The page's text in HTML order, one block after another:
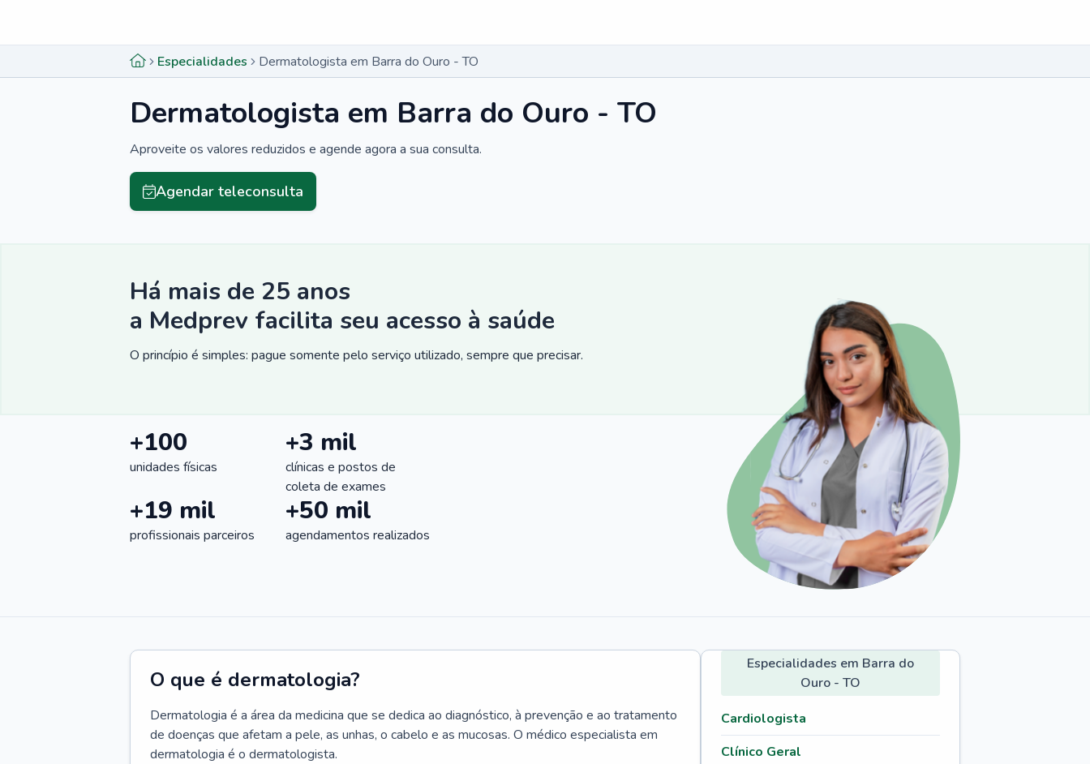
Especialidades Dermatologista em Barra do Ouro - TO
Dermatologista em Barra do Ouro - TO
Aproveite os valores reduzidos e agende agora a sua consulta.
Agendar teleconsulta
Há mais de 25 anos
a Medprev facilita seu acesso à saúde
O princípio é simples: pague somente pelo serviço utilizado, sempre que precisar.
+100
unidades físicas
+3 mil
clínicas e postos de
coleta de exames
+19 mil
profissionais parceiros
+50 mil
agendamentos realizados
O que é dermatologia?
Dermatologia é a área da medicina que se dedica ao diagnóstico, à prevenção e ao tratamento
de doenças que afetam a pele, as unhas, o cabelo e as mucosas. O médico especialista em
dermatologia é o dermatologista.
Especialidades em Barra do
Ouro - TO
Cardiologista
Clínico Geral